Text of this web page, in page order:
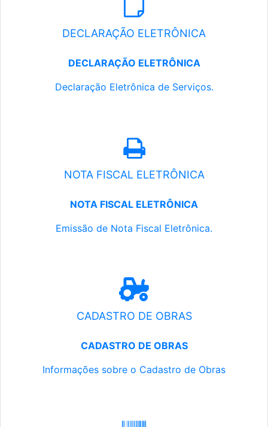
DECLARAÇÃO ELETRÔNICA
DECLARAÇÃO ELETRÔNICA
Declaração Eletrônica de Serviços.
NOTA FISCAL ELETRÔNICA
NOTA FISCAL ELETRÔNICA
Emissão de Nota Fiscal Eletrônica.
CADASTRO DE OBRAS
CADASTRO DE OBRAS
Informações sobre o Cadastro de Obras